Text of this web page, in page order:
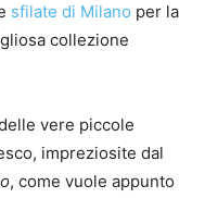
sfilate di Milano per la
collezione
vere piccole
impreziosite dal
, come vuole appunto